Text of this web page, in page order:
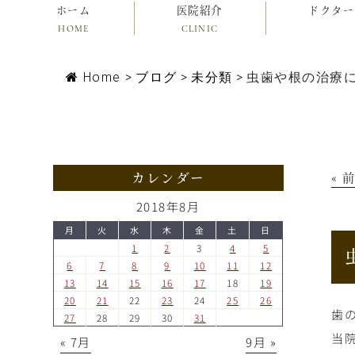
ホーム
HOME
医院紹介
CLINIC
ドクタ
Home > ブログ > 未分類 > 虫歯や根の治療
«
歯
当
カレンダー
2018年8月
月 火 水 木 金 土 日
1 2 3 4
5
6
7 8 9 10 11
12
13
14 15 16 17 18
19
20
21 22 23 24 25
26
27
28 29 30 31
« 7月 9月 »